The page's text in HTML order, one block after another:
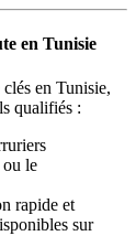
en Tunisie
en Tunisie,
qualifiés :
ou le
rapide et
sur